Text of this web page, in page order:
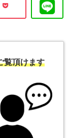
覧頂けます